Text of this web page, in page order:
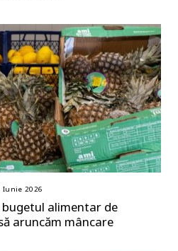
Iunie 2026
alimentar de
aruncăm mâncare